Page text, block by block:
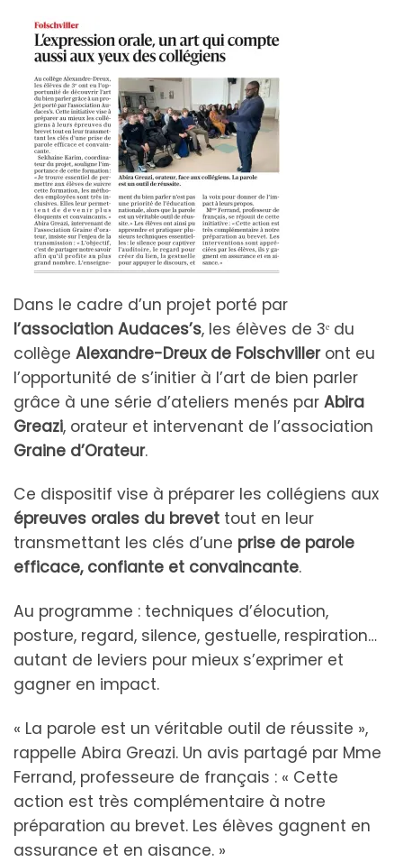
Dans le cadre d’un projet porté par
l’association Audaces’s, les élèves de 3ᵉ du
collège Alexandre-Dreux de Folschvilleront eu
l’opportunité de s’initier à l’art de bien parler
grâce à une série d’ateliers menés par Abira
Greazi, orateur et intervenant de l’association
Graine d’Orateur.
Ce dispositif vise à préparer les collégiens aux
épreuves orales du brevet tout en leur
transmettant les clés d’une prise de parole
efficace, confiante et convaincante.
Au programme : techniques d’élocution,
posture, regard, silence, gestuelle, respiration…
autant de leviers pour mieux s’exprimer et
gagner en impact.
« La parole est un véritable outil de réussite »,
rappelle Abira Greazi. Un avis partagé par Mme
Ferrand, professeure de français : « Cette
action est très complémentaire à notre
préparation au brevet. Les élèves gagnent en
assurance et en aisance. »